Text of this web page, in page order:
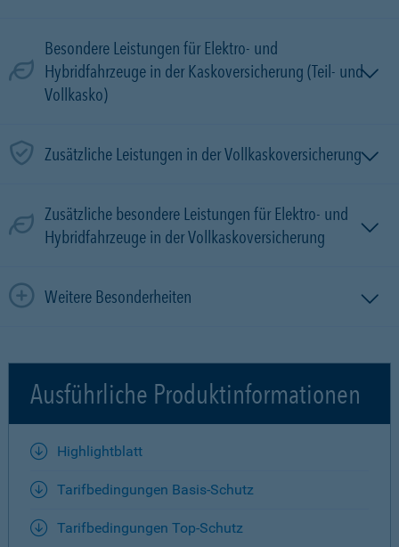
Besondere Leistungen für Elektro- und
Hybridfahrzeuge in der Kaskoversicherung (Teil- und
Vollkasko)
Zusätzliche Leistungen in der Vollkaskoversicherung
Zusätzliche besondere Leistungen für Elektro- und
Hybridfahrzeuge in der Vollkaskoversicherung
Weitere Besonderheiten
Ausführliche Produktinformationen
Highlightblatt
Tarifbedingungen Basis-Schutz
Tarifbedingungen Top-Schutz